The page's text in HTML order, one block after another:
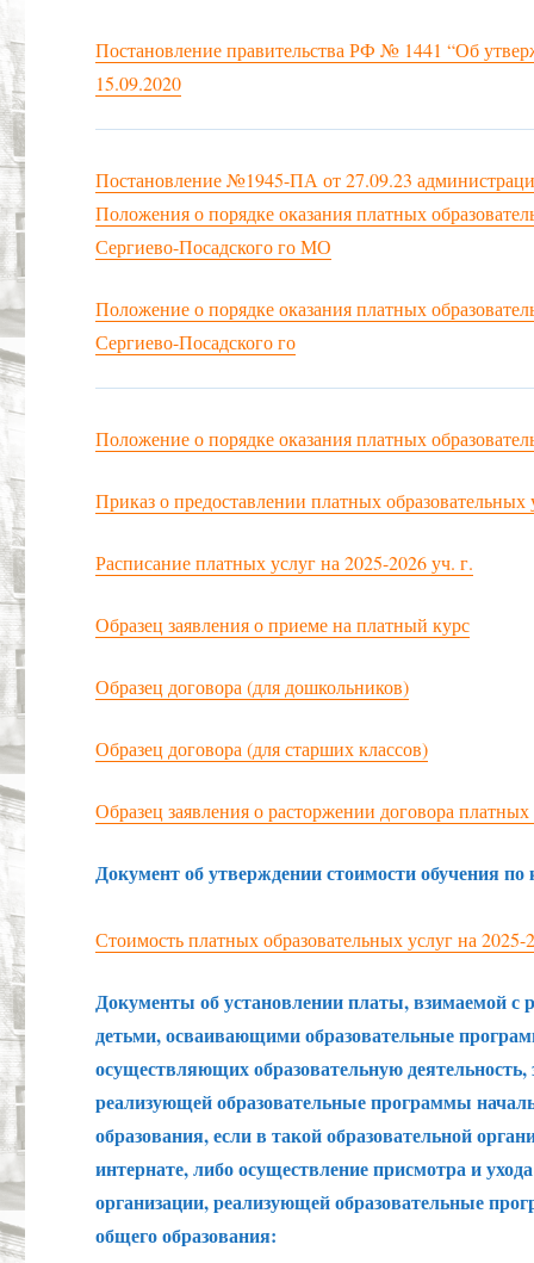
Постановление правительства РФ № 1441 “Об
15.09.2020
Постановление №1945-ПА от 27.09.23
Положения о порядке оказания платных
Сергиево-Посадского го МО
Положение о порядке оказания платных
Сергиево-Посадского го
Положение о порядке оказания платных
Приказ о предоставлении платных образовательных
Расписание платных услуг на 2025-2026 уч. г.
Образец заявления о приеме на платный курс
Образец договора (для дошкольников)
Образец договора (для старших классов)
Образец заявления о расторжении договора платных
Документ об утверждении стоимости обучения
Стоимость платных образовательных услуг на 2025-
Документы об установлении платы, взимаемой с
детьми, осваивающими образовательные
осуществляющих образовательную деятельность,
реализующей образовательные программы
образования, если в такой образовательной
интернате, либо осуществление присмотра и
организации, реализующей образовательные
общего образования: